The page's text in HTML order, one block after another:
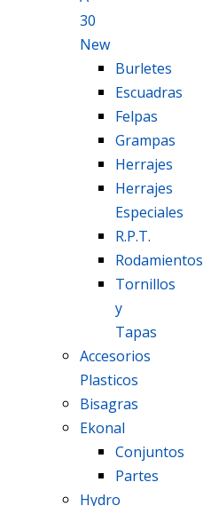
30
New
Burletes
Escuadras
Felpas
Grampas
Herrajes
Herrajes
Especiales
R.P.T.
Rodamientos
Tornillos
y
Tapas
Accesorios
Plasticos
Bisagras
Ekonal
Conjuntos
Partes
Hydro